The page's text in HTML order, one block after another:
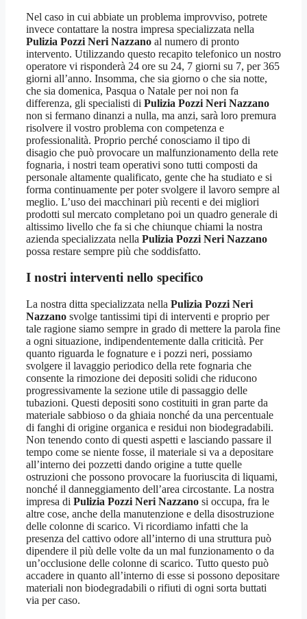
Nel caso in cui abbiate un problema improvviso, potrete
invece contattare la nostra impresa specializzata nella
Pulizia Pozzi Neri Nazzano al numero di pronto
intervento. Utilizzando questo recapito telefonico un nostro
operatore vi risponderà 24 ore su 24, 7 giorni su 7, per 365
giorni all’anno. Insomma, che sia giorno o che sia notte,
che sia domenica, Pasqua o Natale per noi non fa
differenza, gli specialisti di Pulizia Pozzi Neri Nazzano
non si fermano dinanzi a nulla, ma anzi, sarà loro premura
risolvere il vostro problema con competenza e
professionalità. Proprio perché conosciamo il tipo di
disagio che può provocare un malfunzionamento della rete
fognaria, i nostri team operativi sono tutti composti da
personale altamente qualificato, gente che ha studiato e si
forma continuamente per poter svolgere il lavoro sempre al
meglio. L’uso dei macchinari più recenti e dei migliori
prodotti sul mercato completano poi un quadro generale di
altissimo livello che fa si che chiunque chiami la nostra
azienda specializzata nella Pulizia Pozzi Neri Nazzano
possa restare sempre più che soddisfatto.
I nostri interventi nello specifico
La nostra ditta specializzata nella Pulizia Pozzi Neri
Nazzano svolge tantissimi tipi di interventi e proprio per
tale ragione siamo sempre in grado di mettere la parola fine
a ogni situazione, indipendentemente dalla criticità. Per
quanto riguarda le fognature e i pozzi neri, possiamo
svolgere il lavaggio periodico della rete fognaria che
consente la rimozione dei depositi solidi che riducono
progressivamente la sezione utile di passaggio delle
tubazioni. Questi depositi sono costituiti in gran parte da
materiale sabbioso o da ghiaia nonché da una percentuale
di fanghi di origine organica e residui non biodegradabili.
Non tenendo conto di questi aspetti e lasciando passare il
tempo come se niente fosse, il materiale si va a depositare
all’interno dei pozzetti dando origine a tutte quelle
ostruzioni che possono provocare la fuoriuscita di liquami,
nonché il danneggiamento dell’area circostante. La nostra
impresa di Pulizia Pozzi Neri Nazzano si occupa, fra le
altre cose, anche della manutenzione e della disostruzione
delle colonne di scarico. Vi ricordiamo infatti che la
presenza del cattivo odore all’interno di una struttura può
dipendere il più delle volte da un mal funzionamento o da
un’occlusione delle colonne di scarico. Tutto questo può
accadere in quanto all’interno di esse si possono depositare
materiali non biodegradabili o rifiuti di ogni sorta buttati
via per caso.